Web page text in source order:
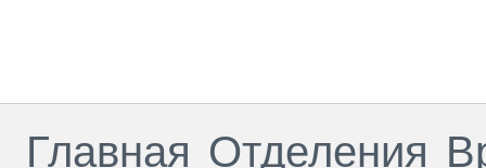
Главная Отделения